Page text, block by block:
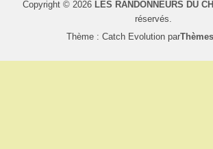
Copyright © 2026 LES RANDONNEURS DU
réservés.
Thème : Catch Evolution par